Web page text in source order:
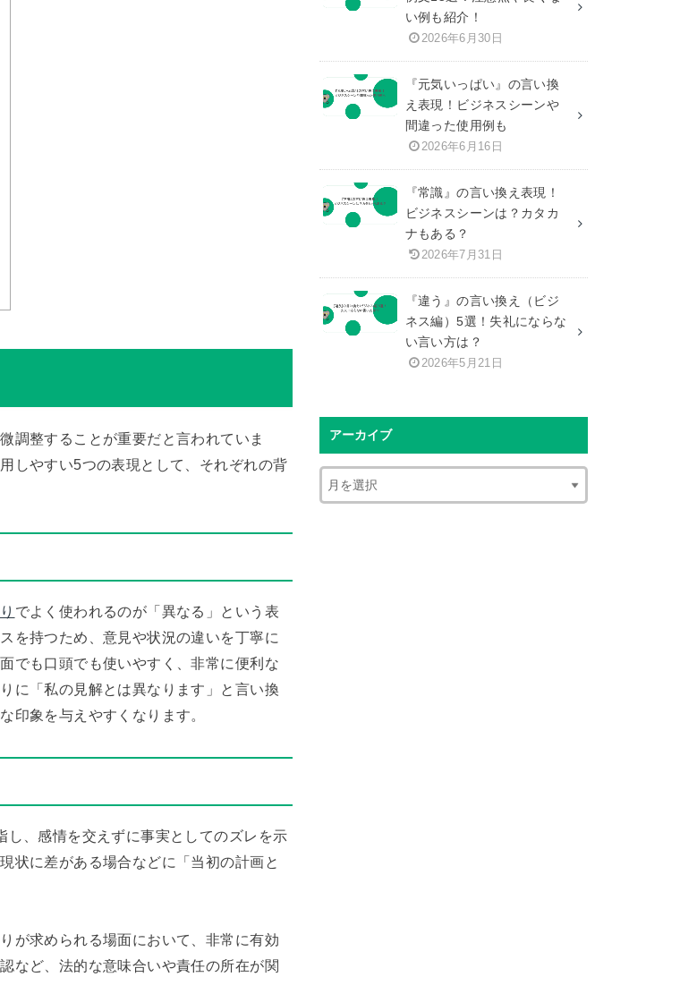
調整することが重要だと言われていま
しやすい5つの表現として、それぞれの背
でよく使われるのが「異なる」という表
を持つため、意見や状況の違いを丁寧に
でも口頭でも使いやすく、非常に便利な
に「私の見解とは異なります」と言い換
印象を与えやすくなります。
し、感情を交えずに事実としてのズレを示
状に差がある場合などに「当初の計画と
が求められる場面において、非常に有効
など、法的な意味合いや責任の所在が関
い例も紹介！
2026年6月30日
『元気いっぱい』の言い換
え表現！ビジネスシーンや
間違った使用例も
2026年6月16日
『常識』の言い換え表現！
ビジネスシーンは？カタカ
ナもある？
2026年7月31日
『違う』の言い換え（ビジ
ネス編）5選！失礼にならな
い言い方は？
2026年5月21日
アーカイブ